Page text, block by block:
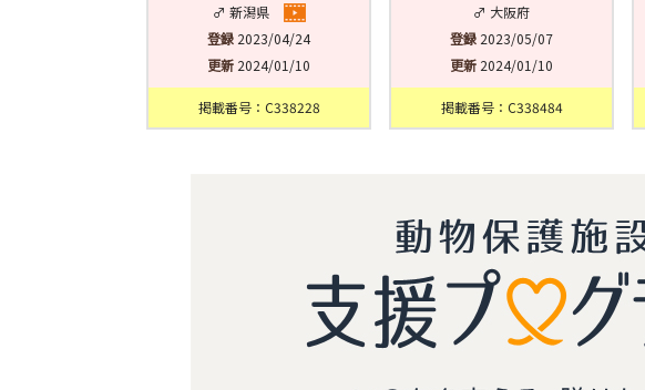
♂ 新潟県
登録 2023/04/24
更新 2024/01/10
掲載番号：C338228
♂ 大阪府
登録 2023/05/07
更新 2024/01/10
掲載番号：C338484